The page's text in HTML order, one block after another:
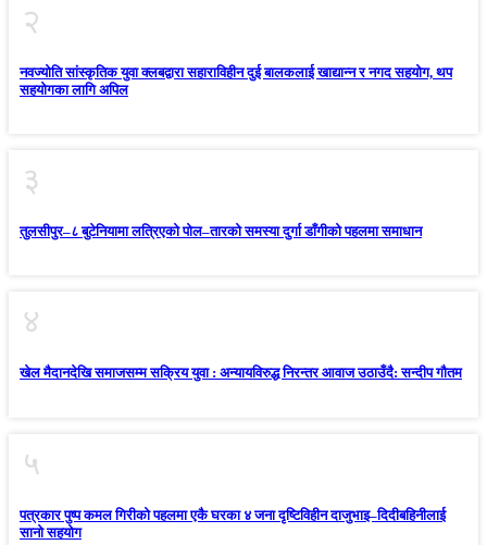
२
नवज्योति सांस्कृतिक युवा क्लबद्वारा सहाराविहीन दुई बालकलाई खाद्यान्न र नगद सहयोग, थप
सहयोगका लागि अपिल
३
तुलसीपुर–८ बुटेनियामा लत्रिएको पोल–तारको समस्या दुर्गा डाँगीको पहलमा समाधान
४
खेल मैदानदेखि समाजसम्म सक्रिय युवा : अन्यायविरुद्ध निरन्तर आवाज उठाउँदै: सन्दीप गौतम
५
पत्रकार पुष्प कमल गिरीको पहलमा एकै घरका ४ जना दृष्टिविहीन दाजुभाइ–दिदीबहिनीलाई
सानो सहयोग